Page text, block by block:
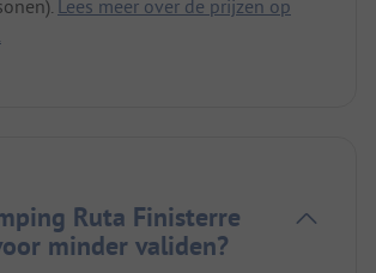
Lees meer over de prijzen op
Ruta Finisterre
minder validen?